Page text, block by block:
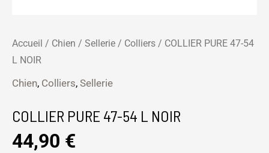
Accueil / Chien / Sellerie / Colliers / COLLIER PURE 47-54
L NOIR
Chien, Colliers, Sellerie
COLLIER PURE 47-54 L NOIR
44,90 €